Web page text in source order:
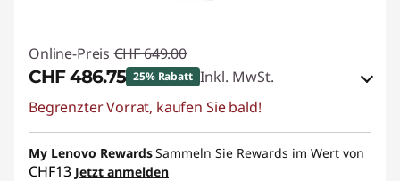
Online-Preis CHF 649.00
CHF 486.75 25% Rabatt Inkl. MwSt.
eCoupon-Rabatt :-CHF 162.25
eCoupon :SALES
Begrenzter Vorrat, kaufen Sie bald!
My Lenovo RewardsSammeln Sie Rewards im Wert von
CHF13 Jetzt anmelden